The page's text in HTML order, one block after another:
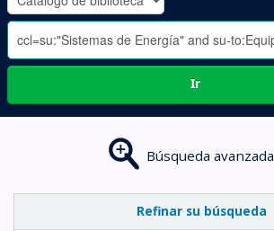
-
Ir
Búsqueda avanzada
Refinar su búsqueda